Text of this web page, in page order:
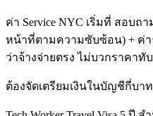
ค่า Service NYC เริ่มที่ สอบถ
หน้าที่ตามความซับซ้อน) + ค่
ว่าจ้างจ่ายตรง ไม่บวกราคาทั
ต้องจัดเตรียมเงินในบัญชีกี่บา